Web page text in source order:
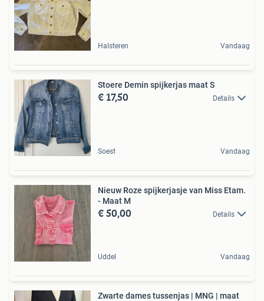
Halsteren Vandaag
Stoere Demin spijkerjas maat S
€ 17,50 Details
Soest Vandaag
Nieuw Roze spijkerjasje van Miss Etam.
- Maat M
€ 50,00 Details
Uddel Vandaag
Zwarte dames tussenjas | MNG | maat